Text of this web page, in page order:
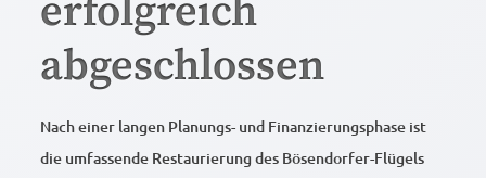
erfolgreich
abgeschlossen
Nach einer langen Planungs- und Finanzierungsphase ist
die umfassende Restaurierung des Bösendorfer-Flügels